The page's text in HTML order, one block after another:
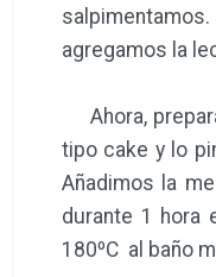
agregamos la
Ahora,
tipo cake y lo
Añadimos la
durante 1 hora
180ºC al baño